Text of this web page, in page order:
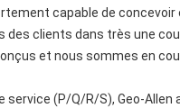
capable de
clients dans très une
et nous sommes en
(P/Q/R/S), Geo-Allen